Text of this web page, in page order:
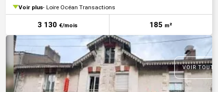
Voir plus Loire Océan Transactions
3 130 €/mois 185 m²
VOIR